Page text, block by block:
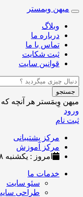
Toggle
navigation
میهن وبمستر
وبلاگ
درباره ما
تماس با ما
ثبت شکایت
قوانین سایت
جستجو
میهن وِبمَستر هر آنچه
ورود
ثبت نام
مرکز پشتیبانی
مرکز آموزش
امروز : یکشنبه ۱۸ مرداد ۱۴۰۵
خدمات ما
سئو سایت
طراحی